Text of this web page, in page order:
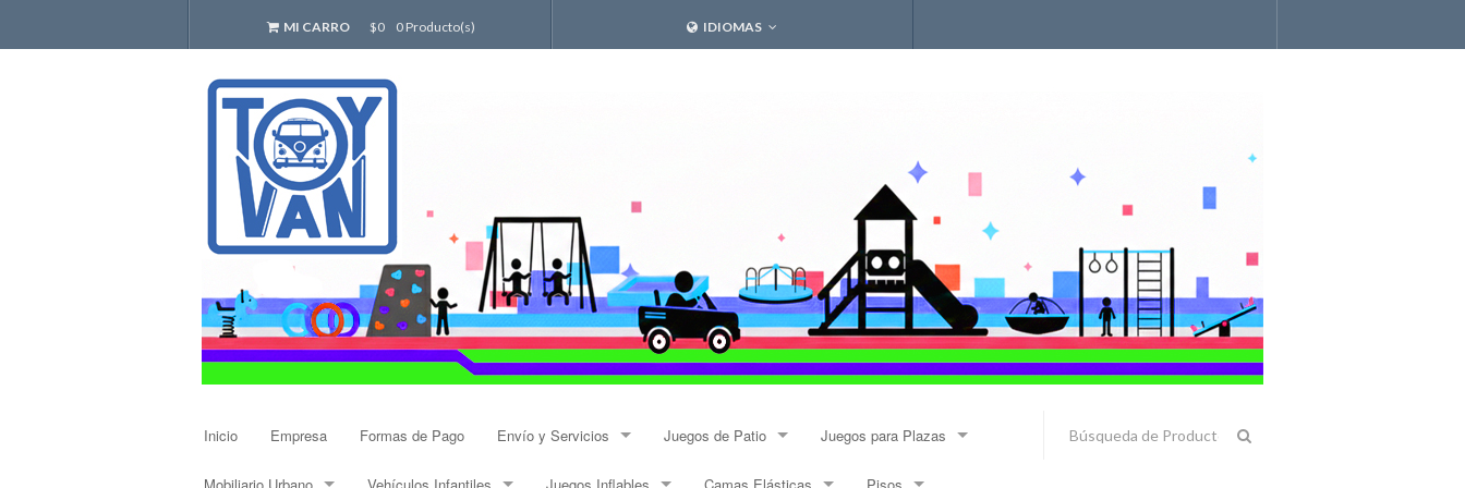
MI CARRO $0 0 Producto(s) IDIOMAS
Inicio Empresa Formas de Pago Envío y Servicios Juegos de Patio Juegos para Plazas